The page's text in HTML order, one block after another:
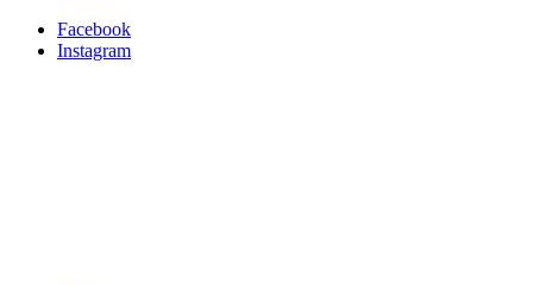
Facebook
Instagram